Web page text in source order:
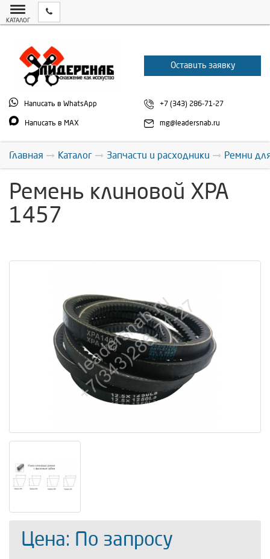
КАТАЛОГ
Оставить заявку
Написать в WhatsApp
Написать в MAX
+7 (343) 286-71-27
mg@leadersnab.ru
Главная Каталог Запчасти и расходники Ремни
Ремень клиновой XPA
1457
Цена: По запросу